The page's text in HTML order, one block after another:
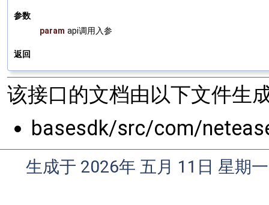
参数
param api调用入参
返回
该接口的文档由以下文件生
basesdk/src/com/
生成于 2026年 五月 11日 星期